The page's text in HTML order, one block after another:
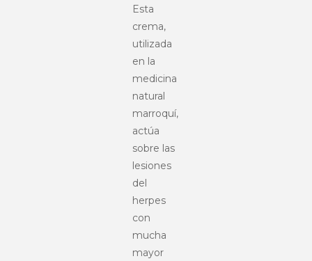
Esta
crema,
utilizada
en la
medicina
natural
marroquí,
actúa
sobre las
lesiones
del
herpes
con
mucha
mayor